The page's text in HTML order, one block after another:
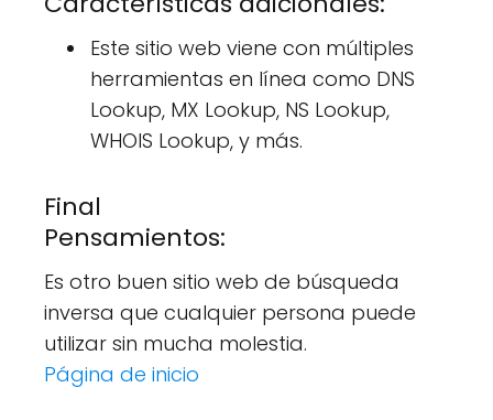
Este sitio web viene con múltiples
herramientas en línea como DNS
Lookup, MX Lookup, NS Lookup,
WHOIS Lookup, y más.
Final
Pensamientos:
Es otro buen sitio web de búsqueda
inversa que cualquier persona puede
utilizar sin mucha molestia.
Página de inicio